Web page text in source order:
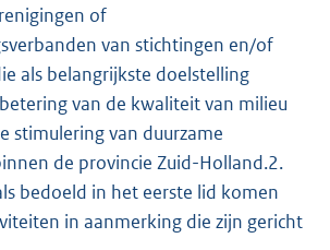
of
van stichtingen en/of
als belangrijkste doelstelling
van de kwaliteit van milieu
stimulering van duurzame
de provincie Zuid-Holland.2.
bedoeld in het eerste lid komen
in aanmerking die zijn gericht